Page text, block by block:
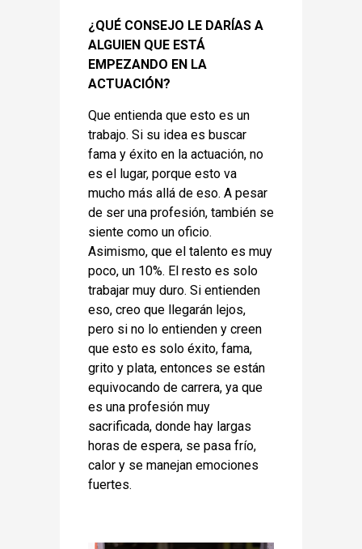
¿QUÉ CONSEJO LE DARÍAS A
ALGUIEN QUE ESTÁ
EMPEZANDO EN LA
ACTUACIÓN?
Que entienda que esto es un
trabajo. Si su idea es buscar
fama y éxito en la actuación, no
es el lugar, porque esto va
mucho más allá de eso. A pesar
de ser una profesión, también se
siente como un oficio.
Asimismo, que el talento es muy
poco, un 10%. El resto es solo
trabajar muy duro. Si entienden
eso, creo que llegarán lejos,
pero si no lo entienden y creen
que esto es solo éxito, fama,
grito y plata, entonces se están
equivocando de carrera, ya que
es una profesión muy
sacrificada, donde hay largas
horas de espera, se pasa frío,
calor y se manejan emociones
fuertes.